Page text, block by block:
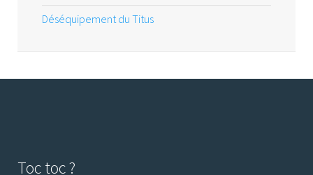
Déséquipement du Titus
Toc toc ?